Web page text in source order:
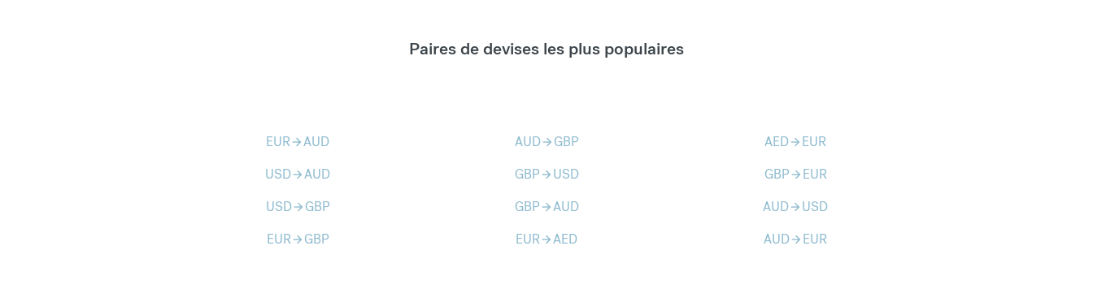
Paires de devises les plus populaires
EURarrow_forwardAUD AUDarrow_forward GBP AEDarrow_forward EUR
USDarrow_forwardAUD GBParrow_forward USD GBParrow_forward EUR
USDarrow_forward GBP GBParrow_forwardAUD AUDarrow_forward USD
EURarrow_forward GBP EURarrow_forwardAED AUDarrow_forward EUR